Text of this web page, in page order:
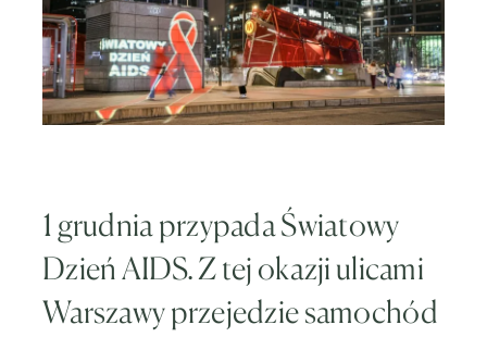
1 grudnia przypada Światowy
Dzień AIDS. Z tej okazji ulicami
Warszawy przejedzie samochód